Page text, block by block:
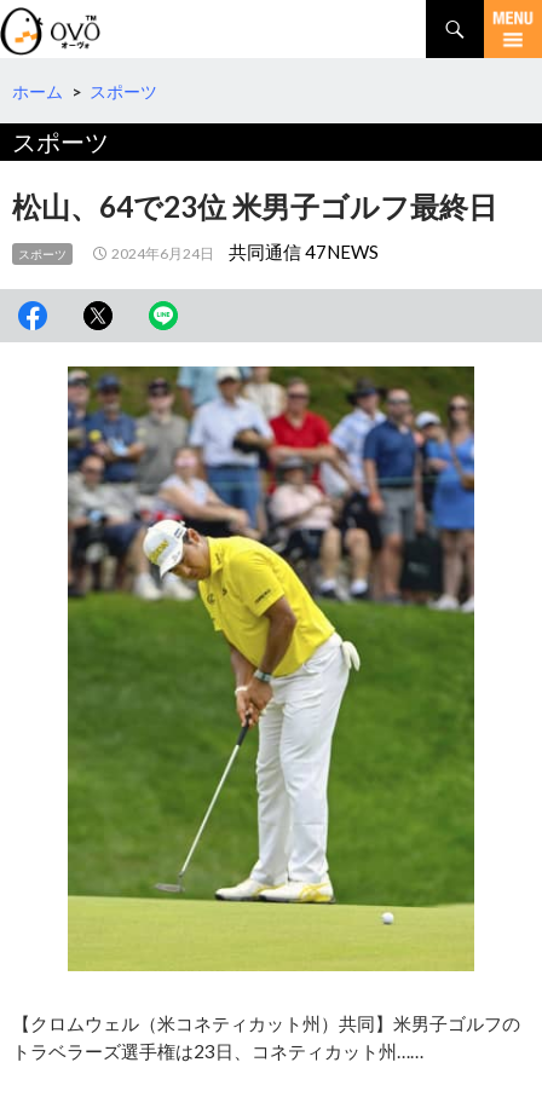
検
索
コ
テ
へ
動
ホーム > スポーツ
スポーツ
松山、64で23位 米男子ゴルフ最終日
スポーツ 2024年6月24日 共同通信 47NEWS
【クロムウェル（米コネティカット州）共同】米男子ゴルフの
トラベラーズ選手権は23日、コネティカット州……